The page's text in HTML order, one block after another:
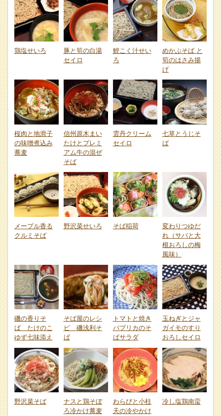
鶏塩せいろ
豚と筍の白湯
セイロ
鯉こく汁せい
ろ
めかぶそば と
筍のはさみ揚
げ
桜肉と地滑子
の味噌煮込み
蕎麦
信州原木まい
たけとプレミ
アム牛の混ぜ
そば
雲丹クリーム
セイロ
七草とうじそ
ば
メープル香る
クルミそば
野沢菜せいろ そば稲荷
変わりつゆだ
れ（サバと大
根おろしの梅
風味）
磯の香りそ
ば たけのこ
ゆず七味添え
そば屋のレシ
ピ 磯浅利そ
ば
トマトと焼き
パプリカのそ
ばサラダ
玉ねぎとジャ
ガイモのすり
おろしセイロ
野沢菜そば
ナスと鶏そぼ
ろ冷かけ蕎麦
わらびと小柱
天の冷やかけ
冷し塩鶏南蛮